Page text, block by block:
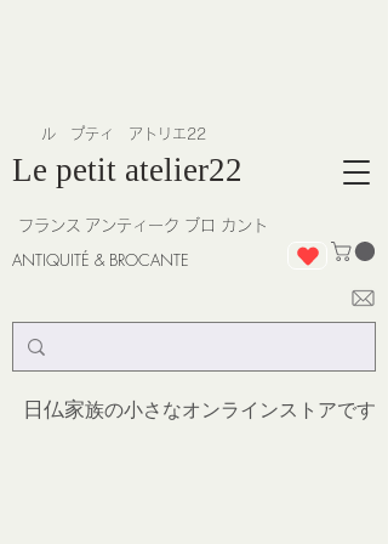
Le petit atelier22
ANTIQUITÉ & BROCANTE
アンティーク ブロ カント
日仏家族の小さなオンラインストアです
​ル プティ アトリエ22
フランス